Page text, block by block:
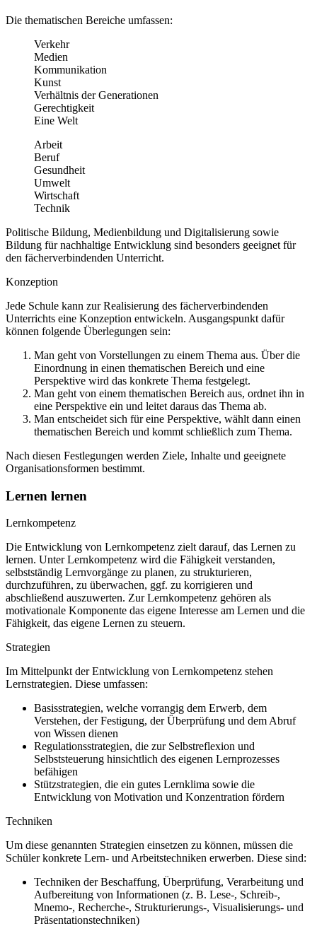
Die thematischen Bereiche umfassen:
Verkehr
Medien
Kommunikation
Kunst
Verhältnis der Generationen
Gerechtigkeit
Eine Welt
Arbeit
Beruf
Gesundheit
Umwelt
Wirtschaft
Technik
Politische Bildung, Medienbildung und Digitalisierung sowie
Bildung für nachhaltige Entwicklung sind besonders geeignet für
den fächerverbindenden Unterricht.
Konzeption
Jede Schule kann zur Realisierung des fächerverbindenden
Unterrichts eine Konzeption entwickeln. Ausgangspunkt dafür
können folgende Überlegungen sein:
Man geht von Vorstellungen zu einem Thema aus. Über die
Einordnung in einen thematischen Bereich und eine
Perspektive wird das konkrete Thema festgelegt.
Man geht von einem thematischen Bereich aus, ordnet ihn in
eine Perspektive ein und leitet daraus das Thema ab.
Man entscheidet sich für eine Perspektive, wählt dann einen
thematischen Bereich und kommt schließlich zum Thema.
Nach diesen Festlegungen werden Ziele, Inhalte und geeignete
Organisationsformen bestimmt.
Lernen lernen
Lernkompetenz
Die Entwicklung von Lernkompetenz zielt darauf, das Lernen zu
lernen. Unter Lernkompetenz wird die Fähigkeit verstanden,
selbstständig Lernvorgänge zu planen, zu strukturieren,
durchzuführen, zu überwachen, ggf. zu korrigieren und
abschließend auszuwerten. Zur Lernkompetenz gehören als
motivationale Komponente das eigene Interesse am Lernen und die
Fähigkeit, das eigene Lernen zu steuern.
Strategien
Im Mittelpunkt der Entwicklung von Lernkompetenz stehen
Lernstrategien. Diese umfassen:
Basisstrategien, welche vorrangig dem Erwerb, dem
Verstehen, der Festigung, der Überprüfung und dem Abruf
von Wissen dienen
Regulationsstrategien, die zur Selbstreflexion und
Selbststeuerung hinsichtlich des eigenen Lernprozesses
befähigen
Stützstrategien, die ein gutes Lernklima sowie die
Entwicklung von Motivation und Konzentration fördern
Techniken
Um diese genannten Strategien einsetzen zu können, müssen die
Schüler konkrete Lern- und Arbeitstechniken erwerben. Diese sind:
Techniken der Beschaffung, Überprüfung, Verarbeitung und
Aufbereitung von Informationen (z. B. Lese-, Schreib-,
Mnemo-, Recherche-, Strukturierungs-, Visualisierungs- und
Präsentationstechniken)